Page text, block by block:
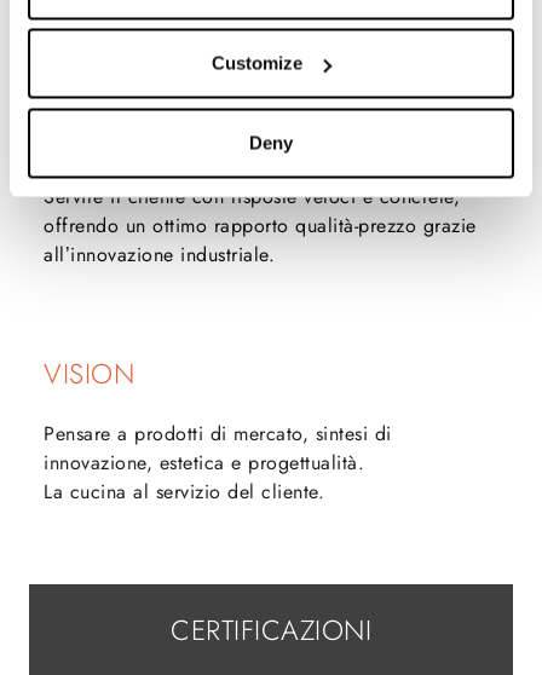
Customize
Deny
Servire il cliente con risposte veloci e concrete,
offrendo un ottimo rapporto qualità-prezzo grazie
all’innovazione industriale.
VISION
Pensare a prodotti di mercato, sintesi di
innovazione, estetica e progettualità.
La cucina al servizio del cliente.
CERTIFICAZIONI